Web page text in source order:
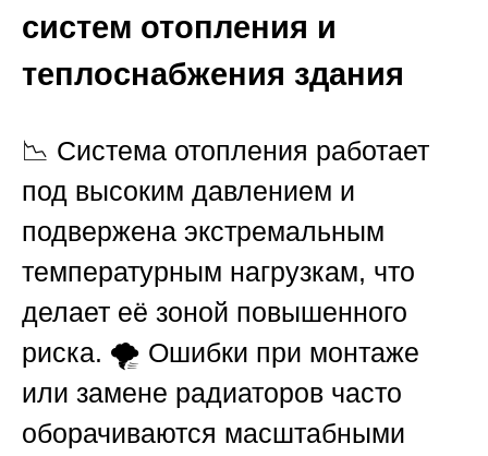
систем отопления и
теплоснабжения здания
📉 Система отопления работает
под высоким давлением и
подвержена экстремальным
температурным нагрузкам, что
делает её зоной повышенного
риска. 🌪️ Ошибки при монтаже
или замене радиаторов часто
оборачиваются масштабными